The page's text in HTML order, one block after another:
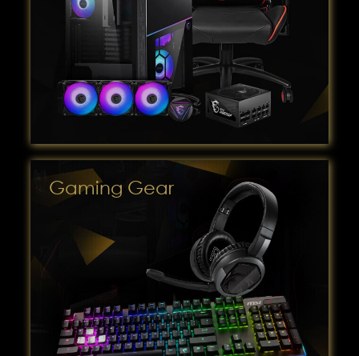
Gaming Gear